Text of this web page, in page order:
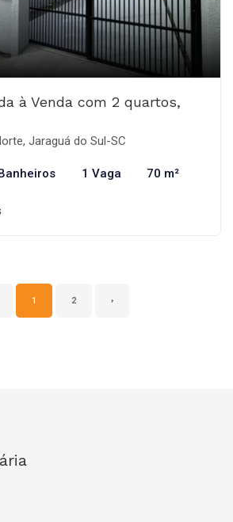
à Venda com 2 quartos,
Jaraguá do Sul-SC
1 Vaga 70 m²
1 2 ›